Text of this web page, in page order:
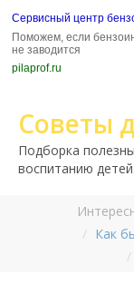
Сервисный центр
Поможем, если
не заводится
pilaprof.ru
Советы
Подборка
воспитанию детей.
Как